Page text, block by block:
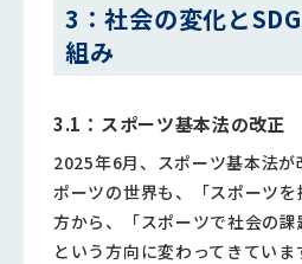
3：社会の変化と
組み
3.1：スポーツ基本法の改正
2025年6月、スポーツ基本法が
ポーツの世界も、「スポーツ
方から、「スポーツで社会の課
という方向に変わってきていま